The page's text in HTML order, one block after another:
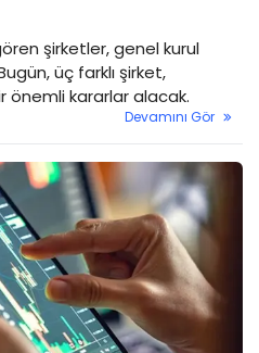
şirketler, genel kurul
üç farklı şirket,
önemli kararlar alacak.
Devamını Gör